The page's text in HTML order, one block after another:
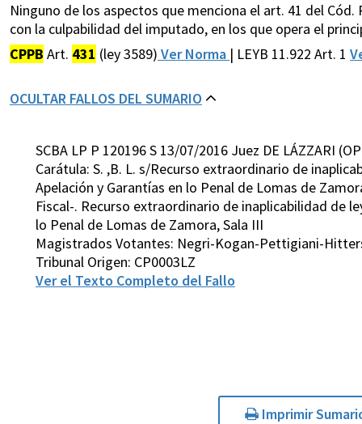
Ninguno de los aspectos que menciona el art. 41 del
con la culpabilidad del imputado, en los que opera el
CPPB Art. 431 (ley 3589) Ver Norma | LEYB 11.922 Art. 1
OCULTAR FALLOS DEL SUMARIO
SCBA LP P 120196 S 13/07/2016 Juez DE LÁZZARI
Carátula: S. ,B. L. s/Recurso extraordinario de
Apelación y Garantías en lo Penal de Lomas de
Fiscal-. Recurso extraordinario de inaplicabilidad de
lo Penal de Lomas de Zamora, Sala III
Magistrados Votantes: Negri-Kogan-Pettigiani-
Tribunal Origen: CP0003LZ
Ver el Texto Completo del Fallo
Imprimir